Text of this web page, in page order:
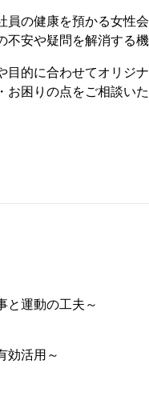
の健康を預かる女
安や疑問を解消する
的に合わせてオリ
困りの点をご相談い
運動の工夫～
効活用～